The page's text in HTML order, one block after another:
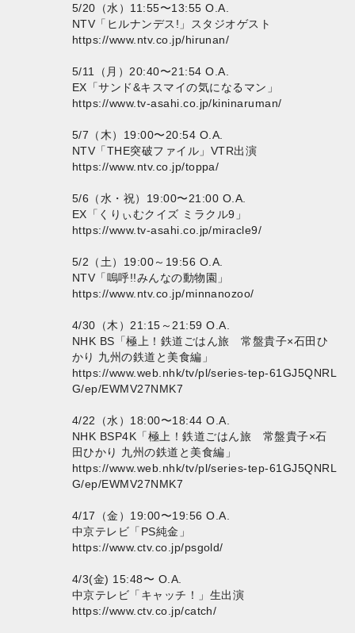
5/20（水）11:55〜13:55 O.A.
NTV「ヒルナンデス!」スタジオゲスト
https://www.ntv.co.jp/hirunan/
5/11（月）20:40〜21:54 O.A.
EX「サンド&キスマイの気になるマン」
https://www.tv-asahi.co.jp/kininaruman/
5/7（木）19:00〜20:54 O.A.
NTV「THE突破ファイル」VTR出演
https://www.ntv.co.jp/toppa/
5/6（水・祝）19:00〜21:00 O.A.
EX「くりぃむクイズ ミラクル9」
https://www.tv-asahi.co.jp/miracle9/
5/2（土）19:00～19:56 O.A.
NTV「嗚呼!!みんなの動物園」
https://www.ntv.co.jp/minnanozoo/
4/30（木）21:15～21:59 O.A.
NHK BS「極上！鉄道ごはん旅 常盤貴子×石田ひ
かり 九州の鉄道と美食編」
https://www.web.nhk/tv/pl/series-tep-61GJ5QNRL
G/ep/EWMV27NMK7
4/22（水）18:00〜18:44 O.A.
NHK BSP4K「極上！鉄道ごはん旅 常盤貴子×石
田ひかり 九州の鉄道と美食編」
https://www.web.nhk/tv/pl/series-tep-61GJ5QNRL
G/ep/EWMV27NMK7
4/17（金）19:00〜19:56 O.A.
中京テレビ「PS純金」
https://www.ctv.co.jp/psgold/
4/3(金) 15:48〜 O.A.
中京テレビ「キャッチ！」生出演
https://www.ctv.co.jp/catch/